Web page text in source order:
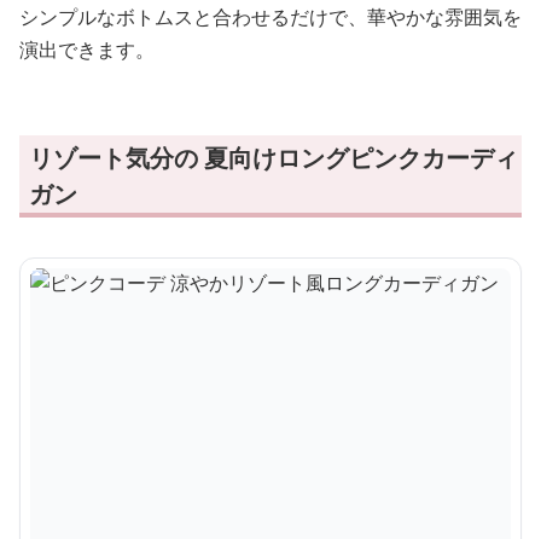
シンプルなボトムスと合わせるだけで、華やかな雰囲気を
演出できます。
リゾート気分の 夏向けロングピンクカーディ
ガン